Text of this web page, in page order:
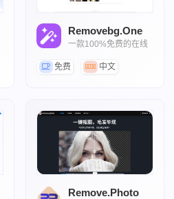
Removebg.One
一款100%免费的在线
免费
中文
Remove.Photo